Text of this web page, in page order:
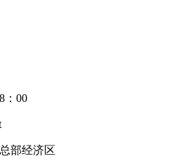
：00
部经济区